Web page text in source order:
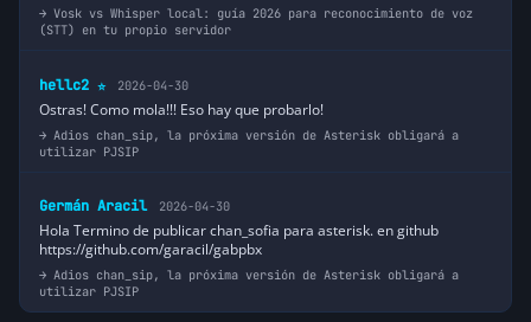
Vosk vs Whisper local: guía 2026 para reconocimiento de voz
(STT) en tu propio servidor
hellc2 ⭐ 2026-04-30
Ostras! Como mola!!! Eso hay que probarlo!
Adios chan_sip, la próxima versión de Asterisk obligará a
utilizar PJSIP
Germán Aracil 2026-04-30
Hola Termino de publicar chan_sofia para asterisk. en github
https://github.com/garacil/gabpbx
Adios chan_sip, la próxima versión de Asterisk obligará a
utilizar PJSIP